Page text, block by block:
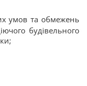
умов та обмежень
будівельного